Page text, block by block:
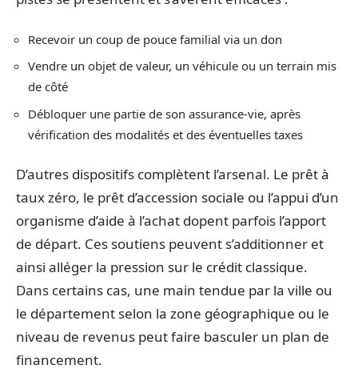
Recevoir un coup de pouce familial via un don
Vendre un objet de valeur, un véhicule ou un terrain mis
de côté
Débloquer une partie de son assurance-vie, après
vérification des modalités et des éventuelles taxes
D’autres dispositifs complètent l’arsenal. Le prêt à
taux zéro, le prêt d’accession sociale ou l’appui d’un
organisme d’aide à l’achat dopent parfois l’apport
de départ. Ces soutiens peuvent s’additionner et
ainsi alléger la pression sur le crédit classique.
Dans certains cas, une main tendue par la ville ou
le département selon la zone géographique ou le
niveau de revenus peut faire basculer un plan de
financement.